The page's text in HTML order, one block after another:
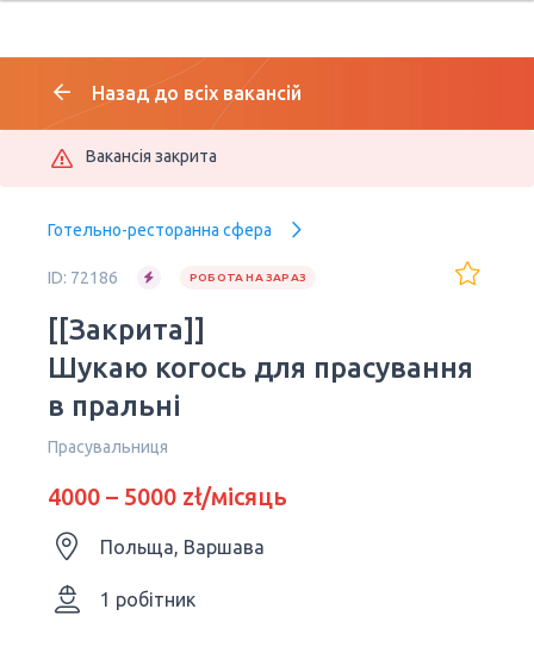
Назад до всіх вакансій
Вакансія закрита
Готельно-ресторанна сфера
ID: 72186 РОБОТА НА ЗАРАЗ
[[Закрита]]
Шукаю когось для прасування
в пральні
Прасувальниця
4000 – 5000 zł/місяць
Польща, Варшава
1 робітник